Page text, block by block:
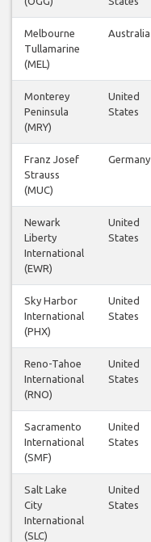
Melbourne
Tullamarine
(MEL)
Australia
Monterey
Peninsula
(MRY)
United
States
Franz Josef
Strauss
(MUC)
Germany
Newark
Liberty
International
(EWR)
United
States
Sky Harbor
International
(PHX)
United
States
Reno-Tahoe
International
(RNO)
United
States
Sacramento
International
(SMF)
United
States
Salt Lake
City
International
(SLC)
United
States